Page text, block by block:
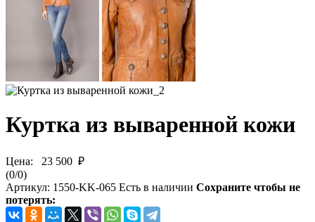
Куртка из вываренной кожи
Цена:
23 500 ₽
(0/0)
Артикул: 1550-KK-065 Есть в наличии Сохраните чтобы не
потерять: